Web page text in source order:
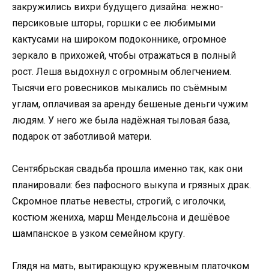
закружились вихри будущего дизайна: нежно-
персиковые шторы, горшки с ее любимыми
кактусами на широком подоконнике, огромное
зеркало в прихожей, чтобы отражаться в полный
рост. Леша выдохнул с огромным облегчением.
Тысячи его ровесников мыкались по съёмным
углам, оплачивая за аренду бешеные деньги чужим
людям. У него же была надёжная тыловая база,
подарок от заботливой матери.
Сентябрьская свадьба прошла именно так, как они
планировали: без пафосного выкупа и грязных драк.
Скромное платье невесты, строгий, с иголочки,
костюм жениха, марш Мендельсона и дешёвое
шампанское в узком семейном кругу.
Глядя на мать, вытирающую кружевным платочком